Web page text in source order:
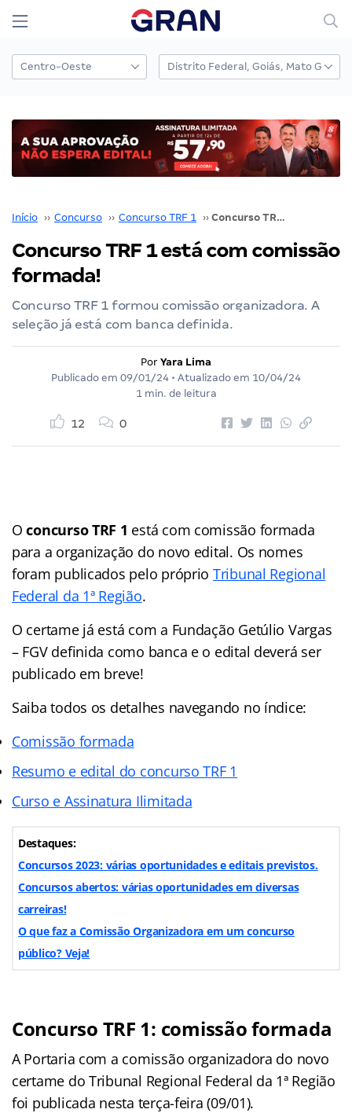
Início ›› Concurso ›› Concurso TRF 1 ›› Concurso TRF 1 está com comissão formada!
Concurso TRF 1 está com comissão
formada!
Concurso TRF 1 formou comissão organizadora. A
seleção já está com banca definida.
Por Yara Lima
Publicado em 09/01/24 • Atualizado em 10/04/24
1 min. de leitura
12 0
Oconcurso TRF 1 está com comissão formada
para a organização do novo edital. Os nomes
foram publicados pelo próprio Tribunal Regional
Federal da 1ª Região.
O certame já está com a Fundação Getúlio Vargas
– FGV definida como banca e o edital deverá ser
publicado em breve!
Saiba todos os detalhes navegando no índice:
Comissão formada
Resumo e edital do concurso TRF 1
Curso e Assinatura Ilimitada
Destaques:
Concursos 2023: várias oportunidades e editais previstos.
Concursos abertos: várias oportunidades em diversas
carreiras!
O que faz a Comissão Organizadora em um concurso
público? Veja!
Concurso TRF 1: comissão formada
A Portaria com a comissão organizadora do novo
certame do Tribunal Regional Federal da 1ª Região
foi publicada nesta terça-feira (09/01).